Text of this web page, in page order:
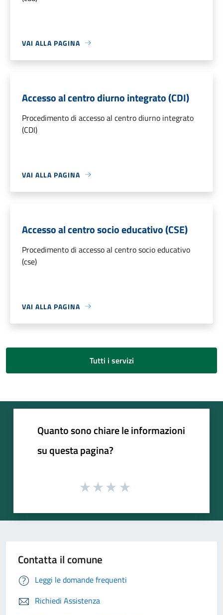
VAI ALLA PAGINA
Accesso al centro diurno integrato (CDI)
Procedimento di accesso al centro diurno integrato
(CDI)
VAI ALLA PAGINA
Accesso al centro socio educativo (CSE)
Procedimento di accesso al centro socio educativo
(cse)
VAI ALLA PAGINA
Tutti i servizi
Quanto sono chiare le informazioni
su questa pagina?
Contatta il comune
Leggi le domande frequenti
Richiedi Assistenza